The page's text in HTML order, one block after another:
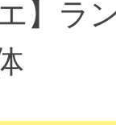
】ラ